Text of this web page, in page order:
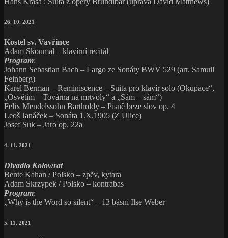
26. 10. 2021
Kostel sv. Vavřince
Adam Skoumal – klavírní recitál
Program:
Johann Sebastian Bach – Largo ze Sonáty BWV 529 (arr. Samuil
Feinberg)
Karel Berman – Reminiscence – Suita pro klavír solo (Okupace“,
„Osvětim – Továrna na mrtvoly“ a „Sám – sám“)
Felix Mendelssohn Bartholdy – Písně beze slov op. 4
Leoš Janáček – Sonáta 1.X.1905 (Z Ulice)
Josef Suk – Jaro op. 22a
4. 11. 2021
Divadlo Kolowrat
Bente Kahan / Polsko – zpěv, kytara
Adam Skrzypek / Polsko – kontrabas
Program:
„Why is the Word so silent“ – 13 básní Ilse Weber
5. 11. 2021